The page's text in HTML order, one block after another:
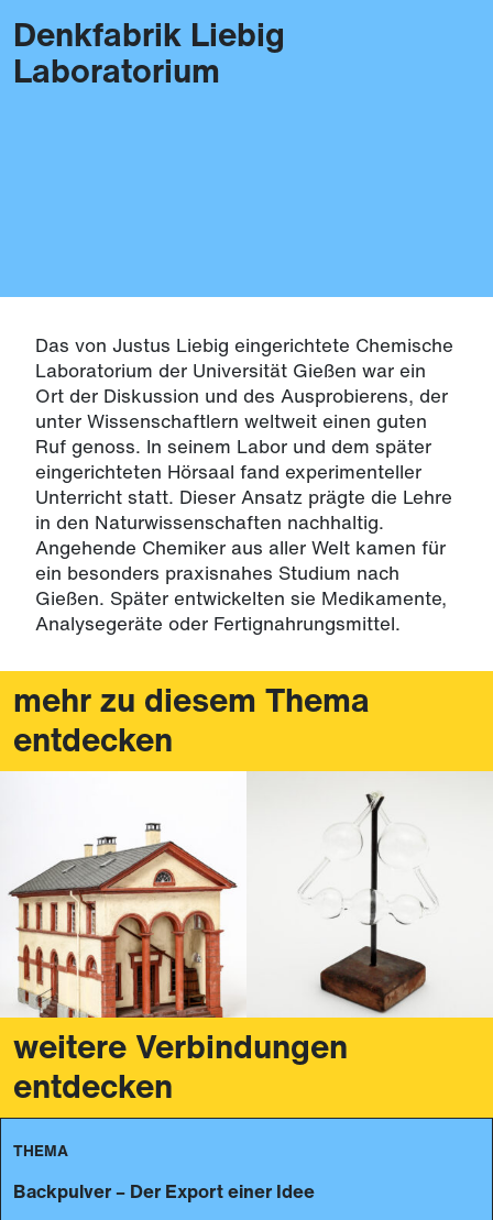
Themen
Denkfabrik Liebig
Laboratorium
Das von Justus Liebig eingerichtete Chemische
Laboratorium der Universität Gießen war ein
Ort der Diskussion und des Ausprobierens, der
unter Wissenschaftlern weltweit einen guten
Ruf genoss. In seinem Labor und dem später
eingerichteten Hörsaal fand experimenteller
Unterricht statt. Dieser Ansatz prägte die Lehre
in den Naturwissenschaften nachhaltig.
Angehende Chemiker aus aller Welt kamen für
ein besonders praxisnahes Studium nach
Gießen. Später entwickelten sie Medikamente,
Analysegeräte oder Fertignahrungsmittel.
mehr zu diesem Thema
entdecken
weitere Verbindungen
entdecken
THEMA
Backpulver – Der Export einer Idee